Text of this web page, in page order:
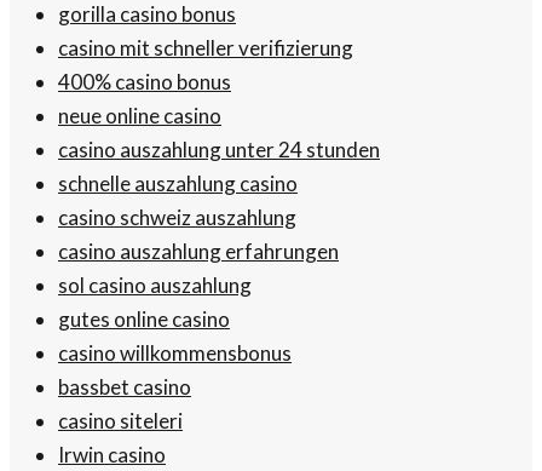
gorilla casino bonus
casino mit schneller verifizierung
400% casino bonus
neue online casino
casino auszahlung unter 24 stunden
schnelle auszahlung casino
casino schweiz auszahlung
casino auszahlung erfahrungen
sol casino auszahlung
gutes online casino
casino willkommensbonus
bassbet casino
casino siteleri
Irwin casino